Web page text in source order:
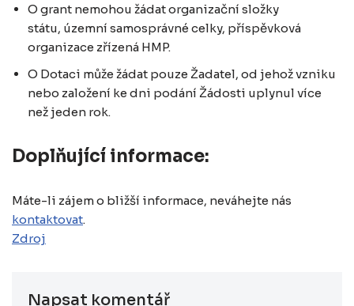
O grant nemohou žádat organizační složky
státu, územní samosprávné celky, příspěvková
organizace zřízená HMP.
O Dotaci může žádat pouze Žadatel, od jehož vzniku
nebo založení ke dni podání Žádosti uplynul více
než jeden rok.
Doplňující informace:
Máte-li zájem o bližší informace, neváhejte nás
kontaktovat.
Zdroj
Napsat komentář